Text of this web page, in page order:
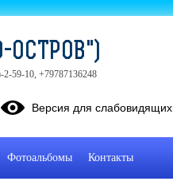
ОСТРОВ")
59-10, +79787136248
Версия для слабовидящих
Фотоальбомы Контакты